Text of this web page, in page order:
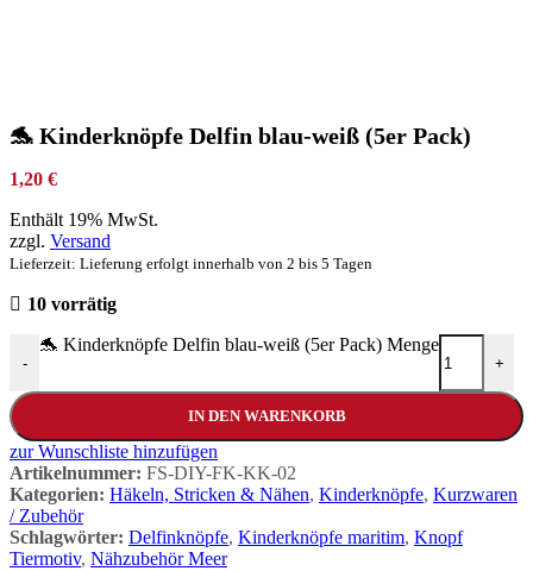
🐬 Kinderknöpfe Delfin blau-weiß (5er Pack)
1,20 €
Enthält 19% MwSt.
zzgl. Versand
Lieferzeit: Lieferung erfolgt innerhalb von 2 bis 5 Tagen
10 vorrätig
-
🐬 Kinderknöpfe Delfin blau-weiß (5er Pack) Menge
+
IN DEN WARENKORB
zur Wunschliste hinzufügen
Artikelnummer: FS-DIY-FK-KK-02
Kategorien: Häkeln, Stricken & Nähen, Kinderknöpfe, Kurzwaren
/ Zubehör
Schlagwörter: Delfinknöpfe, Kinderknöpfe maritim, Knopf
Tiermotiv, Nähzubehör Meer